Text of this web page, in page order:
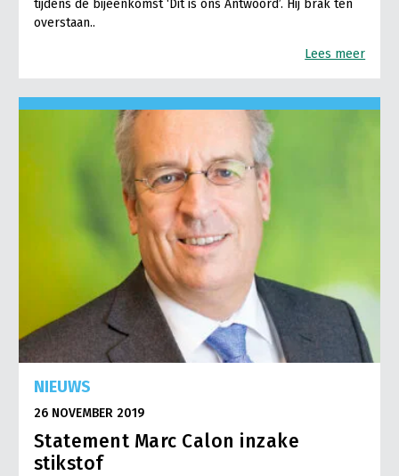
tijdens de bijeenkomst ‘Dit is ons Antwoord’. Hij brak ten
overstaan..
Lees meer
NIEUWS
26 NOVEMBER 2019
Statement Marc Calon inzake
stikstof